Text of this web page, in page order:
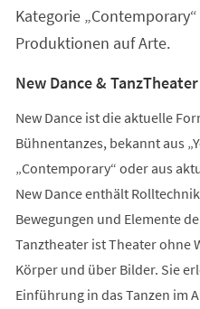
Kategorie
Produktionen auf Arte.
New Dance &
New Dance ist die aktuelle
Bühnentanzes, bekannt aus
„Contemporary“ oder aus
New Dance enthält
Bewegungen und Elemente
Tanztheater ist Theater ohne
Körper und über Bilder. Sie
Einführung in das Tanzen im